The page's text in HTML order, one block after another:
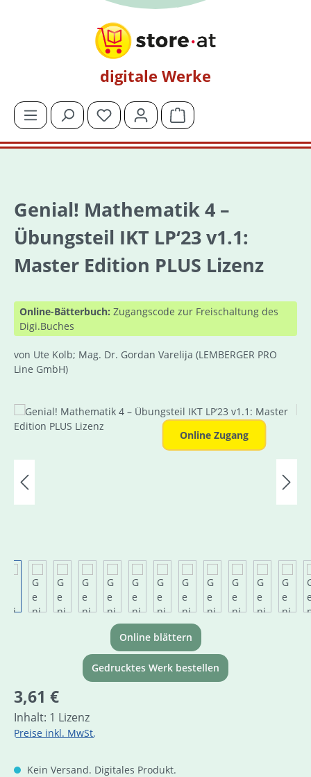
digitale Werke
Du hast 0 Produkte auf dem Merkzettel
Warenkorb enthält 0
Genial! Mathematik 4 –
Übungsteil IKT LP‘23 v1.1:
Master Edition PLUS Lizenz
Online-Bätterbuch: Zugangscode zur Freischaltung des
Digi.Buches
von Ute Kolb; Mag. Dr. Gordan Varelija (LEMBERGER PRO
Line GmbH)
Bildergalerie überspringen
Online Zugang
Online blättern
Gedrucktes Werk bestellen
Regulärer Preis:
3,61 €
Inhalt: 1 Lizenz
Preise inkl. MwSt.
Kein Versand. Digitales Produkt.